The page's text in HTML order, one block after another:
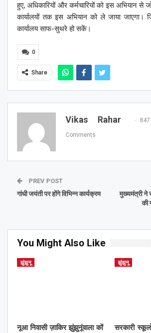
हुए, अधिकारियों और कर्मचारियों को इस अभियान से
कार्यालयों तक इस अभियान को ले जाया जाएगा।
कार्यालय साफ-सुथरे हो सकें।
0
Share
Vikas Rahar
Comments
PREV POST
गांधी जयंती पर होंगे विभिन्न कार्यक्रम
मुख्यमंत्री ने
की
You Might Also Like
झुंझुनू
नूआ निवासी ज़ाकिर झुंझुनूंवाला कों
झुंझुनू
सरकारी